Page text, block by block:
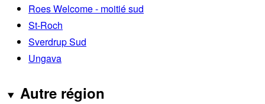
Roes Welcome - moitié sud
St-Roch
Sverdrup Sud
Ungava
Autre région